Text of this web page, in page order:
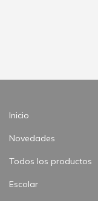
Inicio
Novedades
Todos los productos
Escolar